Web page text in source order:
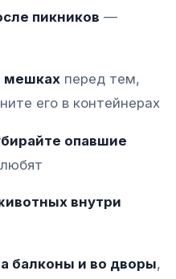
пикников —
мешках перед тем,
его в контейнерах
опавшие
внутри
балконы и во дворы,